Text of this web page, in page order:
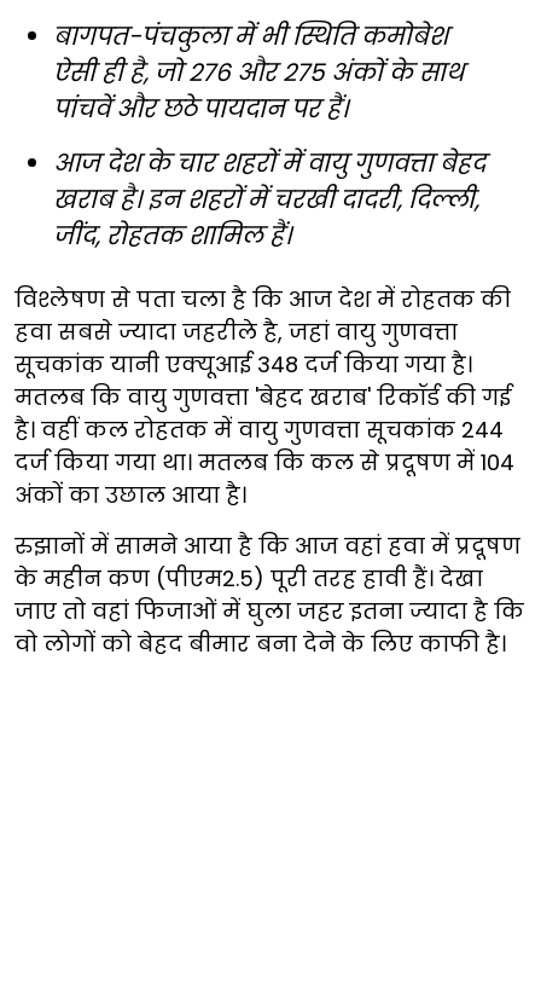
बागपत-पंचकुला में भी स्थिति कमोबेश
ऐसी ही है, जो 276 और 275 अंकों के साथ
पांचवें और छठे पायदान पर हैं।
आज देश के चार शहरों में वायु गुणवत्ता बेहद
खराब है। इन शहरों में चरखी दादरी, दिल्ली,
जींद, रोहतक शामिल हैं।
विश्लेषण से पता चला है कि आज देश में रोहतक की
हवा सबसे ज्यादा जहरीले है, जहां वायु गुणवत्ता
सूचकांक यानी एक्यूआई 348 दर्ज किया गया है।
मतलब कि वायु गुणवत्ता 'बेहद खराब' रिकॉर्ड की गई
है। वहीं कल रोहतक में वायु गुणवत्ता सूचकांक 244
दर्ज किया गया था। मतलब कि कल से प्रदूषण में 104
अंकों का उछाल आया है।
रुझानों में सामने आया है कि आज वहां हवा में प्रदूषण
के महीन कण (पीएम2.5) पूरी तरह हावी हैं। देखा
जाए तो वहां फिजाओं में घुला जहर इतना ज्यादा है कि
वो लोगों को बेहद बीमार बना देने के लिए काफी है।